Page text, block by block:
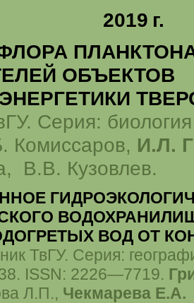
2019 г.
ОБЪЕКТОВ
Серия:
Комиссаров, И.Л.
В.В. Кузовлев.
ВОД ОТ
ТвГУ. Серия:
ISSN: 2226—7719.
Л.П., Чекмарева Е.А.